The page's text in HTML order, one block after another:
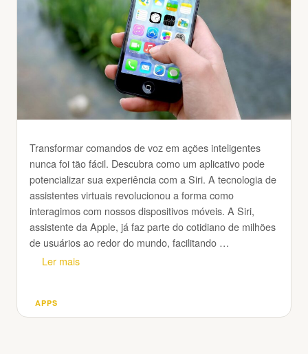
Transformar comandos de voz em ações inteligentes
nunca foi tão fácil. Descubra como um aplicativo pode
potencializar sua experiência com a Siri. A tecnologia de
assistentes virtuais revolucionou a forma como
interagimos com nossos dispositivos móveis. A Siri,
assistente da Apple, já faz parte do cotidiano de milhões
de usuários ao redor do mundo, facilitando …
Ler mais
Categorias
APPS